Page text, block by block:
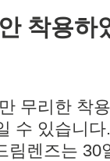
착용하
무리한 착
수 있습니
림렌즈는 30